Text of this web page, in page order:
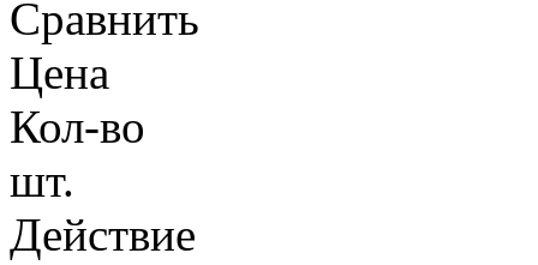
Сравнить
Цена
Кол-во
шт.
Действие